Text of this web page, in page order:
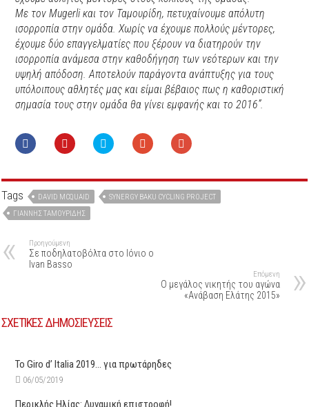
Με τον Mugerli και τον Ταμουρίδη, πετυχαίνουμε απόλυτη
ισορροπία στην ομάδα. Χωρίς να έχουμε πολλούς μέντορες,
έχουμε δύο επαγγελματίες που ξέρουν να διατηρούν την
ισορροπία ανάμεσα στην καθοδήγηση των νεότερων και την
υψηλή απόδοση. Αποτελούν παράγοντα ανάπτυξης για τους
υπόλοιπους αθλητές μας και είμαι βέβαιος πως η καθοριστική
σημασία τους στην ομάδα θα γίνει εμφανής και το 2016”.
Tags DAVID MCQUAID
SYNERGY BAKU CYCLING PROJECT
ΓΙΆΝΝΗΣ ΤΑΜΟΥΡΊΔΗΣ
Προηγούμενη
Σε ποδηλατοβόλτα στο Ιόνιο ο
Ivan Basso
Επόμενη
Ο μεγάλος νικητής του αγώνα
«Ανάβαση Ελάτης 2015»
ΣΧΕΤΙΚΕΣ ΔΗΜΟΣΙΕΥΣΕΙΣ
Το Giro d’ Italia 2019… για πρωτάρηδες
06/05/2019
Περικλής Ηλίας: Δυναμική επιστροφή!